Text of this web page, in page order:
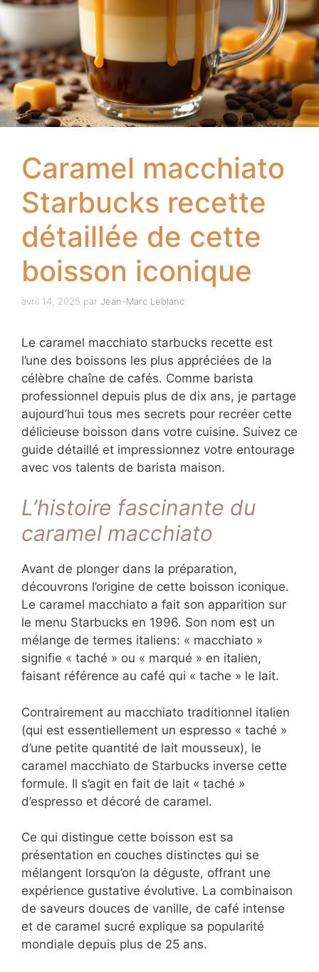
Caramel macchiato
Starbucks recette
détaillée de cette
boisson iconique
avril 14, 2025 par Jean-Marc Leblanc
Le caramel macchiato starbucks recette est
l’une des boissons les plus appréciées de la
célèbre chaîne de cafés. Comme barista
professionnel depuis plus de dix ans, je partage
aujourd’hui tous mes secrets pour recréer cette
délicieuse boisson dans votre cuisine. Suivez ce
guide détaillé et impressionnez votre entourage
avec vos talents de barista maison.
L’histoire fascinante du
caramel macchiato
Avant de plonger dans la préparation,
découvrons l’origine de cette boisson iconique.
Le caramel macchiato a fait son apparition sur
le menu Starbucks en 1996. Son nom est un
mélange de termes italiens: « macchiato »
signifie « taché » ou « marqué » en italien,
faisant référence au café qui « tache » le lait.
Contrairement au macchiato traditionnel italien
(qui est essentiellement un espresso « taché »
d’une petite quantité de lait mousseux), le
caramel macchiato de Starbucks inverse cette
formule. Il s’agit en fait de lait « taché »
d’espresso et décoré de caramel.
Ce qui distingue cette boisson est sa
présentation en couches distinctes qui se
mélangent lorsqu’on la déguste, offrant une
expérience gustative évolutive. La combinaison
de saveurs douces de vanille, de café intense
et de caramel sucré explique sa popularité
mondiale depuis plus de 25 ans.